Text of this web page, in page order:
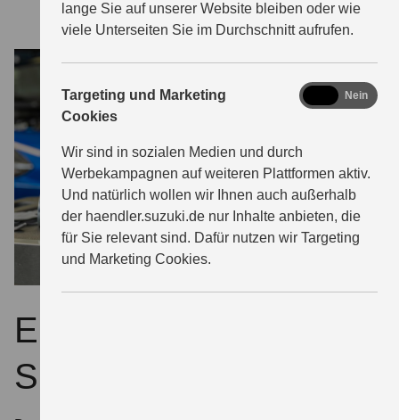
lange Sie auf unserer Website bleiben oder wie
viele Unterseiten Sie im Durchschnitt aufrufen.
Targeting und Marketing
Cookies
Wir sind in sozialen Medien und durch
Werbekampagnen auf weiteren Plattformen aktiv.
Und natürlich wollen wir Ihnen auch außerhalb
der haendler.suzuki.de nur Inhalte anbieten, die
für Sie relevant sind. Dafür nutzen wir Targeting
und Marketing Cookies.
marketing
Nein
ECSTAR – extra für
Suzuki